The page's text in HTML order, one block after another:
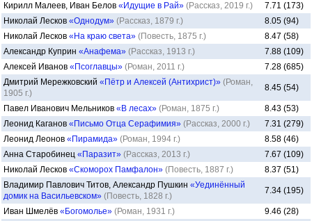
Кирилл Малеев, Иван Белов «Идущие в Рай» (Рассказ, 2019 г.)
7.71 (173)
Николай Лесков «Однодум» (Рассказ, 1879 г.)
8.05 (94)
Николай Лесков «На краю света» (Повесть, 1875 г.)
8.47 (58)
Александр Куприн «Анафема» (Рассказ, 1913 г.)
7.88 (109)
Алексей Иванов «Псоглавцы» (Роман, 2011 г.)
7.28 (685)
Дмитрий Мережковский «Пётр и Алексей (Антихрист)» (Роман,
1905 г.)
8.45 (54)
Павел Иванович Мельников «В лесах» (Роман, 1875 г.)
8.43 (53)
Леонид Каганов «Письмо Отца Серафимия» (Рассказ, 2000 г.)
7.31 (279)
Леонид Леонов «Пирамида» (Роман, 1994 г.)
8.58 (46)
Анна Старобинец «Паразит» (Рассказ, 2013 г.)
7.67 (109)
Николай Лесков «Скоморох Памфалон» (Повесть, 1887 г.)
8.37 (51)
Владимир Павлович Титов, Александр Пушкин «Уединённый
домик на Васильевском» (Повесть, 1828 г.)
7.34 (195)
Иван Шмелёв «Богомолье» (Роман, 1931 г.)
9.46 (28)